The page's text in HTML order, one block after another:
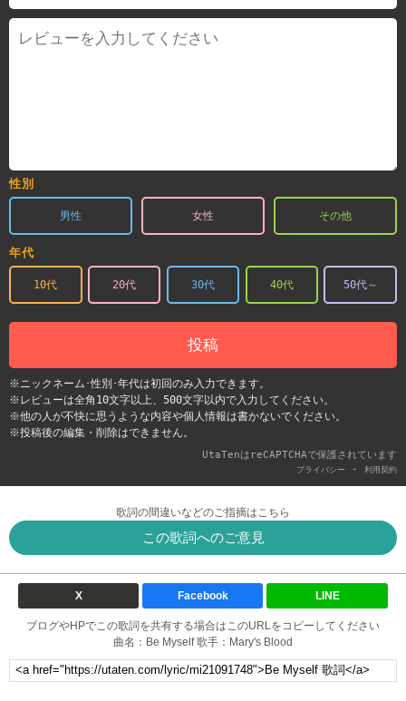
性別
男性 女性 その他
年代
10代 20代 30代 40代 50代～
投稿
※ニックネーム･性別･年代は初回のみ入力できます。
※レビューは全角10文字以上、500文字以内で入力してください。
※他の人が不快に思うような内容や個人情報は書かないでください。
※投稿後の編集・削除はできません。
UtaTenはreCAPTCHAで保護されています
プライバシー - 利用契約
歌詞の間違いなどのご指摘はこちら
この歌詞へのご意見
X Facebook LINE
ブログやHPでこの歌詞を共有する場合はこのURLをコピーしてください
曲名：Be Myself 歌手：Mary's Blood